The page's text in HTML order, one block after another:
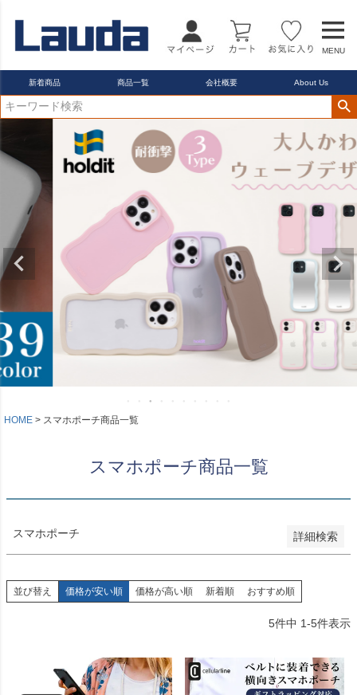
MENU
新着商品 商品一覧 会社概要 About Us
HOME スマホポーチ商品一覧
スマホポーチ商品一覧
スマホポーチ 詳細検索
レッド
ブルー
イエロー
在庫なし商品
在庫なし商品を表示しない
商品番号/JANコード
バンドル販売
予約商品
予約商品のみを表示
並び順
価格が高い順
キーワードヒット順
検索
並び替え 価格が安い順 価格が高い順 新着順 おすすめ順
5件中 1-5件表示